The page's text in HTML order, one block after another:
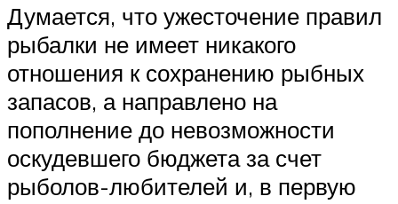
Думается, что ужесточение правил
рыбалки не имеет никакого
отношения к сохранению рыбных
запасов, а направлено на
пополнение до невозможности
оскудевшего бюджета за счет
рыболов-любителей и, в первую